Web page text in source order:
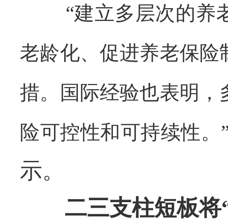
“建立多层次的养
老龄化、促进养老保
措。国际经验也表明
险可控性和可持续性。
示。
二三支柱短板将